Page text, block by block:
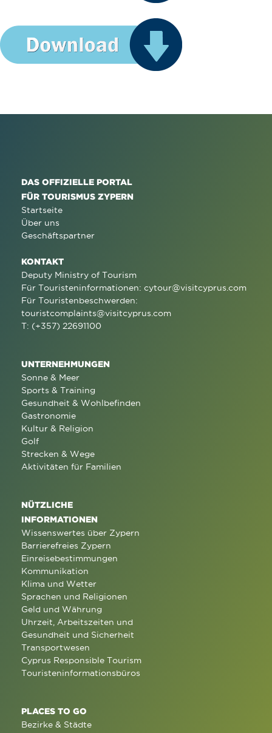
DAS OFFIZIELLE PORTAL
FÜR TOURISMUS ZYPERN
Startseite
Über uns
Geschäftspartner
KONTAKT
Deputy Ministry of Tourism
Für Touristeninformationen: cytour@visitcyprus.com
Für Touristenbeschwerden:
touristcomplaints@visitcyprus.com
T: (+357) 22691100
UNTERNEHMUNGEN
Sonne & Meer
Sports & Training
Gesundheit & Wohlbefinden
Gastronomie
Kultur & Religion
Golf
Strecken & Wege
Aktivitäten für Familien
NÜTZLICHE
INFORMATIONEN
Wissenswertes über Zypern
Barrierefreies Zypern
Einreisebestimmungen
Kommunikation
Klima und Wetter
Sprachen und Religionen
Geld und Währung
Uhrzeit, Arbeitszeiten und
Gesundheit und Sicherheit
Transportwesen
Cyprus Responsible Tourism
Touristeninformationsbüros
PLACES TO GO
Bezirke & Städte